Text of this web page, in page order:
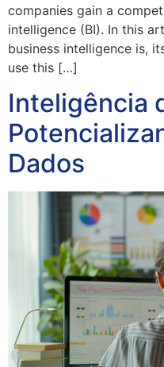
companies gain a
intelligence (BI). In this
business intelligence is,
use this […]
Inteligência
Dados